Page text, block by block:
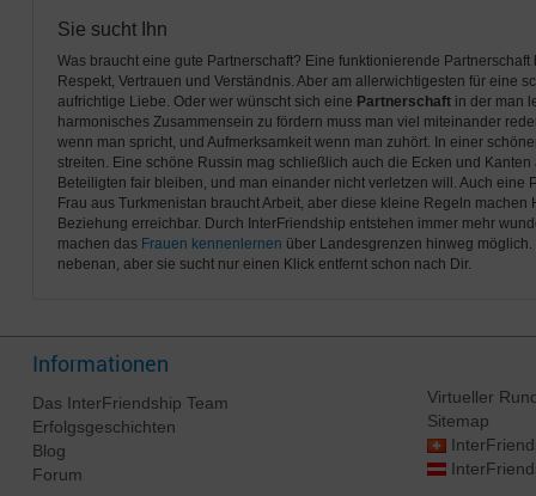
Sie sucht Ihn
Was braucht eine gute Partnerschaft? Eine funktionierende
Respekt, Vertrauen und Verständnis. Aber am allerwichtigesten für eine
aufrichtige Liebe. Oder wer wünscht sich eine Partnerschaft in der man
harmonisches Zusammensein zu fördern muss man viel miteinander
wenn man spricht, und Aufmerksamkeit wenn man zuhört. In einer
streiten. Eine schöne Russin mag schließlich auch die Ecken und Kanten
Beteiligten fair bleiben, und man einander nicht verletzen will. Auch eine
Frau aus Turkmenistan braucht Arbeit, aber diese kleine Regeln
Beziehung erreichbar. Durch InterFriendship entstehen immer mehr
machen das Frauen kennenlernen über Landesgrenzen hinweg
nebenan, aber sie sucht nur einen Klick entfernt schon nach Dir.
Informationen
Das InterFriendship Team
Erfolgsgeschichten
Blog
Forum
Virtueller
Sitemap